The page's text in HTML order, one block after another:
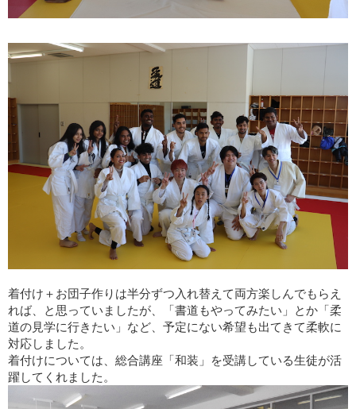
着付け＋お団子作りは半分ずつ入れ替えて両方楽しんでもらえ
れば、と思っていましたが、「書道もやってみたい」とか「柔
道の見学に行きたい」など、予定にない希望も出てきて柔軟に
対応しました。
着付けについては、総合講座「和装」を受講している生徒が活
躍してくれました。